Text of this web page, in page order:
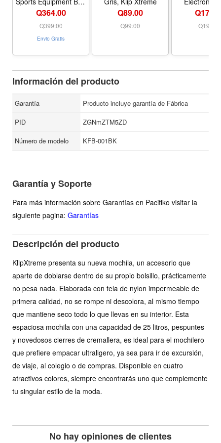
with Ball Holder Shoe
Compartment, Sport
Bags for Basketball,
Gym, School and
Black
Q364.00
Q399.00
Envio Gratis
Q89.00
Q99.00
Xtreme,
Q199.00
Información del producto
Garantía
Producto incluye garantía de Fábrica
PID
ZGNmZTM5ZD
Número de modelo
KFB-001BK
Garantía y Soporte
Para más información sobre Garantías en Pacifiko visitar la
siguiente pagina: Garantías
Descripción del producto
KlipXtreme presenta su nueva mochila, un accesorio que
aparte de doblarse dentro de su propio bolsillo, prácticamente
no pesa nada. Elaborada con tela de nylon impermeable de
primera calidad, no se rompe ni descolora, al mismo tiempo
que mantiene seco todo lo que llevas en su interior. Esta
espaciosa mochila con una capacidad de 25 litros, pespuntes
y novedosos cierres de cremallera, es ideal para el mochilero
que prefiere empacar ultraligero, ya sea para ir de excursión,
de viaje, al colegio o de compras. Disponible en cuatro
atractivos colores, siempre encontrarás uno que complemente
tu singular estilo de la moda.
No hay opiniones de clientes